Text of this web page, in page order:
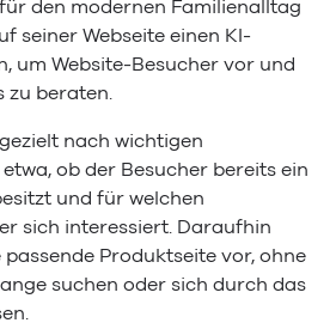
den modernen Familienalltag
seiner Webseite einen KI-
um Website-Besucher vor und
zu beraten.
nach wichtigen
ob der Besucher bereits ein
und für welchen
sich interessiert. Daraufhin
Produktseite vor, ohne
suchen oder sich durch das